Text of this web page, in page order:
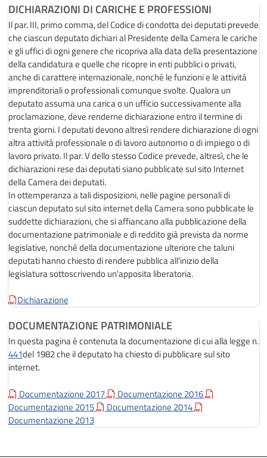
DICHIARAZIONI DI CARICHE E PROFESSIONI
Il par. III, primo comma, del Codice di condotta dei deputati prevede
che ciascun deputato dichiari al Presidente della Camera le cariche
e gli uffici di ogni genere che ricopriva alla data della presentazione
della candidatura e quelle che ricopre in enti pubblici o privati,
anche di carattere internazionale, nonché le funzioni e le attività
imprenditoriali o professionali comunque svolte. Qualora un
deputato assuma una carica o un ufficio successivamente alla
proclamazione, deve renderne dichiarazione entro il termine di
trenta giorni. I deputati devono altresì rendere dichiarazione di ogni
altra attività professionale o di lavoro autonomo o di impiego o di
lavoro privato. Il par. V dello stesso Codice prevede, altresì, che le
dichiarazioni rese dai deputati siano pubblicate sul sito Internet
della Camera dei deputati.
In ottemperanza a tali disposizioni, nelle pagine personali di
ciascun deputato sul sito internet della Camera sono pubblicate le
suddette dichiarazioni, che si affiancano alla pubblicazione della
documentazione patrimoniale e di reddito già prevista da norme
legislative, nonché della documentazione ulteriore che taluni
deputati hanno chiesto di rendere pubblica all'inizio della
legislatura sottoscrivendo un'apposita liberatoria.
Dichiarazione
DOCUMENTAZIONE PATRIMONIALE
In questa pagina è contenuta la documentazione di cui alla legge n.
441del 1982 che il deputato ha chiesto di pubblicare sul sito
internet.
Documentazione 2017
Documentazione 2016
Documentazione 2015
Documentazione 2014
Documentazione 2013